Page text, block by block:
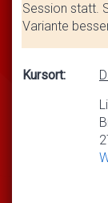
Session statt.
Variante
Kursort: